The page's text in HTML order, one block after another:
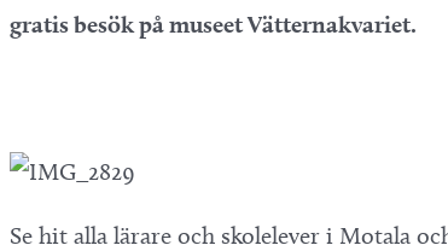
gratis besök på museet Vätternakvariet.
Se hit alla lärare och skolelever i Motala